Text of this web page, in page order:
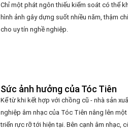
Chỉ một phát ngôn thiếu kiểm soát có thể
hình ảnh gây dựng suốt nhiều năm, thậm
cho uy tín nghề nghiệp.
Sức ảnh hưởng của Tóc Tiên
Kể từ khi kết hợp với chồng cũ - nhà sản
nghiệp âm nhạc của Tóc Tiên nâng lên
triển rực rỡ tới hiện tại. Bên cạnh âm nhạc,